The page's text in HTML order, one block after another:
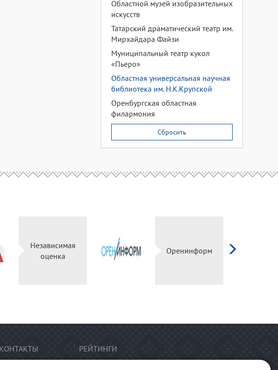
Областной музей изобразительных
искусств
Татарский драматический театр им.
Мирхайдара Файзи
Муниципальный театр кукол
«Пьеро»
Областная универсальная научная
библиотека им. Н.К.Крупской
Оренбургская областная
филармония
Сбросить
Независимая
оценка
Оренинформ
КОНТАКТЫ РЕЙТИНГИ